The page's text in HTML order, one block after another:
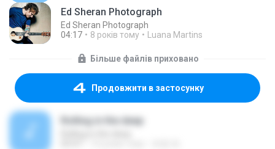
Ed Sheran Photograph
Ed Sheran Photograph
04:17
8 років тому Luana Martins
Більше файлів приховано
Продовжити в застосунку
Rolling in the deep